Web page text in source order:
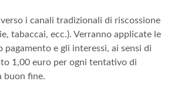
i canali tradizionali di riscossione
tabaccai, ecc.). Verranno applicate le
e gli interessi, ai sensi di
1,00 euro per ogni tentativo di
buon fine.